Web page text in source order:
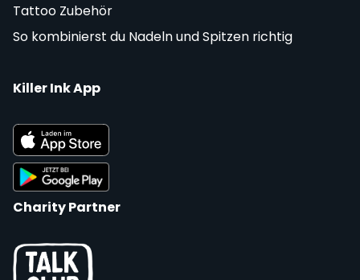
Tattoo Zubehör
So kombinierst du Nadeln und Spitzen richtig
Killer Ink App
Charity Partner